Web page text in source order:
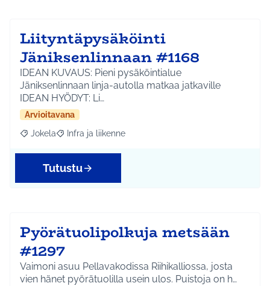
Liityntäpysäköinti
Jäniksenlinnaan #1168
IDEAN KUVAUS: Pieni pysäköintialue
Jäniksenlinnaan linja-autolla matkaa jatkaville
IDEAN HYÖDYT: Li…
Arvioitavana
Rajaa tulokset aihepiirin mukaan: Jokela
Jokela Rajaa tulokset teeman mukaan: Infra ja liikenne
Infra ja liikenne
Tutustu
Pyörätuolipolkuja metsään
#1297
Vaimoni asuu Pellavakodissa Riihikalliossa, josta
vien hänet pyörätuolilla usein ulos. Puistoja on h…